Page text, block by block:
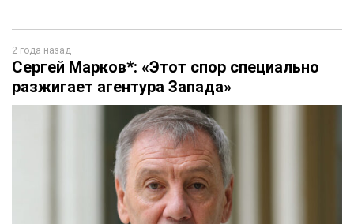
2 года назад
Сергей Марков*: «Этот спор специально
разжигает агентура Запада»